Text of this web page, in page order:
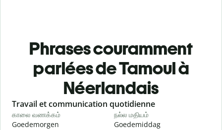
Phrases couramment
parlées de Tamoul à
Néerlandais
Slide 1 of 6
Travail et communication quotidienne
காலை வணக்கம்
Goedemorgen
நல்ல மதியம்
Goedemiddag